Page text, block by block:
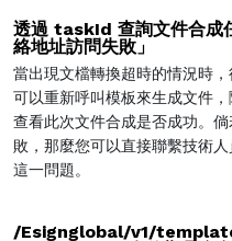
透過 taskId 查詢文件合成
絡地址訪問失敗」
當出現文檔轉換超時的情況時
可以重新呼叫模板來生成文件
查看此次文件合成是否成功。
敗，那麼您可以直接聯繫技術
這一問題。
/Esignglobal/v1/